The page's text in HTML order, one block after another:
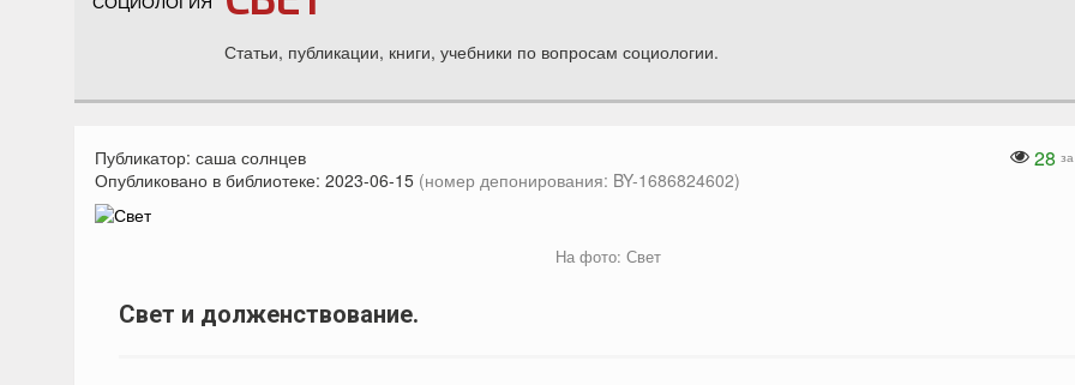
Статьи, публикации, книги, учебники по вопросам социологии.
28
Публикатор: саша солнцев
Опубликовано в библиотеке: 2023-06-15 (номер депонирования: BY-1686824602)
На фото: Свет
Свет и долженствование.